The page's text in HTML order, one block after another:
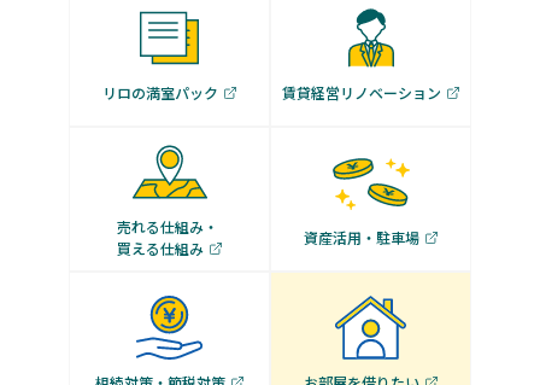
リロの満室パック 賃貸経営リノベーション
売れる仕組み・
買える仕組み
資産活用・駐車場